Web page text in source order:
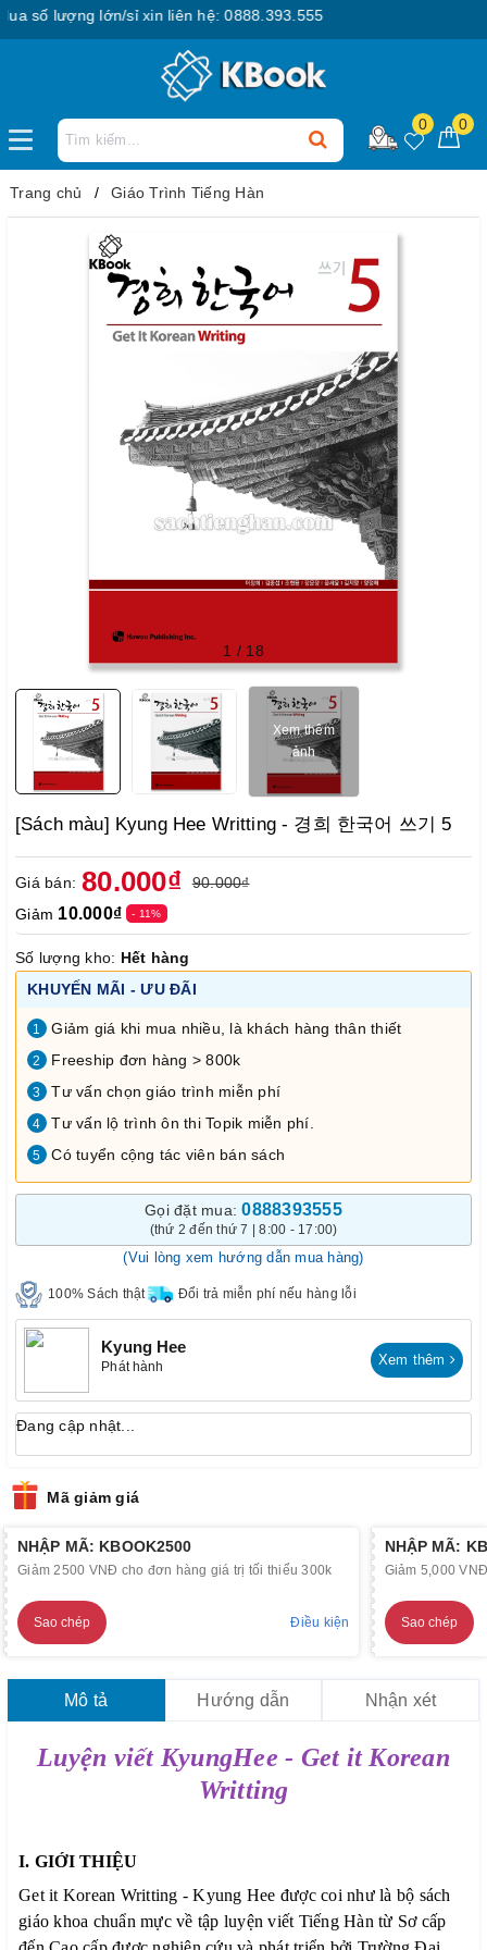
số lượng lớn/sỉ xin liên hệ: 0888.393.555
0 0
Trang chủ Giáo Trình Tiếng Hàn
1 / 18
Xem thêm
ảnh
[Sách màu] Kyung Hee Writting - 경희 한국어 쓰기 5
Giá bán: 80.000₫
90.000₫
Giảm 10.000₫ - 11%
Số lượng kho: Hết hàng
KHUYẾN MÃI - ƯU ĐÃI
1 Giảm giá khi mua nhiều, là khách hàng thân thiết
2 Freeship đơn hàng > 800k
3 Tư vấn chọn giáo trình miễn phí
4 Tư vấn lộ trình ôn thi Topik miễn phí.
5 Có tuyển cộng tác viên bán sách
Gọi đặt mua:0888393555
(thứ 2 đến thứ 7 | 8:00 - 17:00)
(Vui lòng xem hướng dẫn mua hàng)
100% Sách thật Đổi trả miễn phí nếu hàng lỗi
Kyung Hee
Phát hành Xem thêm
Đang cập nhật...
Mã giảm giá
NHẬP MÃ: KBOOK2500
Giảm 2500 VNĐ cho đơn hàng giá trị tối thiểu 300k
Sao chép Điều kiện
NHẬP MÃ:
Giảm 5,000
Sao chép
Mô tả Hướng dẫn Nhận xét
Luyện viết KyungHee - Get it Korean
Writting
I. GIỚI THIỆU
Get it Korean Writting - Kyung Hee được coi như là bộ sách
giáo khoa chuẩn mực về tập luyện viết Tiếng Hàn từ Sơ cấp